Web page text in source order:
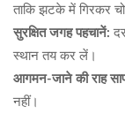
ताकि झटके में गिरकर
सुरक्षित जगह पहचानें:
स्थान तय कर लें।
आगमन‑जाने की राह
नहीं।